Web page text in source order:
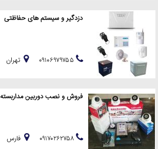
دزدگیر و سیستم های حفاظتی
تهران
فروش و نصب دوربین مداربسته
فارس